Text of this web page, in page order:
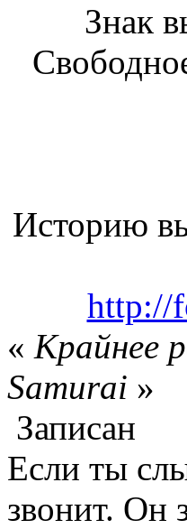
Знак
Историю
http://
« Крайнее
Samurai »
Записан
Если ты
звонит. Он